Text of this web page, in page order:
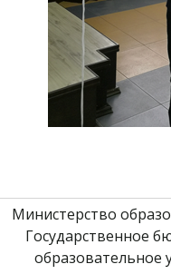
Министерство
Государственное
образовательное